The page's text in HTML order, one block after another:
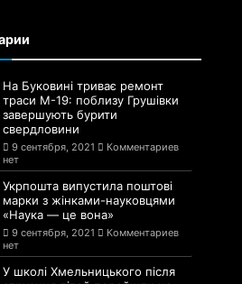
На Буковині триває ремонт
траси М-19: поблизу Грушівки
завершують бурити
свердловини
9 сентября, 2021
Комментариев
нет
Укрпошта випустила поштові
марки з жінками-науковцями
«Наука — це вона»
9 сентября, 2021
Комментариев
нет
У школі Хмельницького після